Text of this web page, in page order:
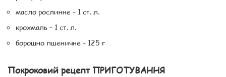
масло рослинне – 1 ст. л.
крохмаль – 1 ст. л.
борошно пшеничне – 125 г
Покроковий рецепт ПРИГОТУВАННЯ